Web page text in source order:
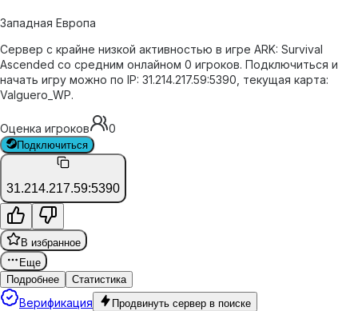
Западная Европа
Сервер с крайне низкой активностью в игре ARK: Survival
Ascended со средним онлайном 0 игроков. Подключиться и
начать игру можно по IP: 31.214.217.59:5390, текущая карта:
Valguero_WP.
Оценка игроков 0
Подключиться
31.214.217.59:5390
В избранное
Еще
Подробнее
Статистика
Верификация Продвинуть сервер в поиске